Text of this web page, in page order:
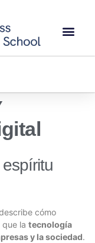
cómo
la tecnología
y la sociedad.